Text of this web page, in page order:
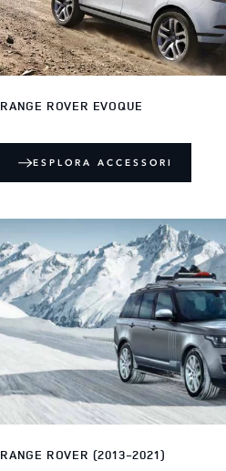
RANGE ROVER EVOQUE
ESPLORA ACCESSORI
RANGE ROVER (2013-2021)